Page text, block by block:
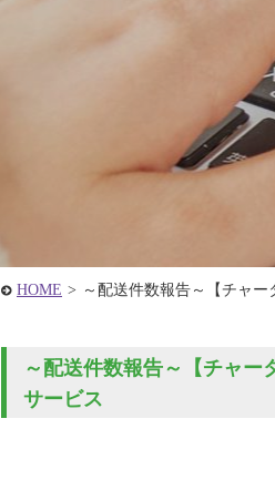
HOME > ～配送件数報告～【チャ
～配送件数報告～【チャー
サービス